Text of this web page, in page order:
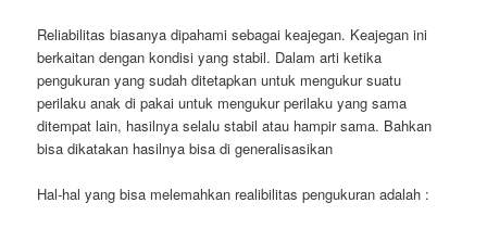
Reliabilitas biasanya dipahami sebagai keajegan. Keajegan ini
berkaitan dengan kondisi yang stabil. Dalam arti ketika
pengukuran yang sudah ditetapkan untuk mengukur suatu
perilaku anak di pakai untuk mengukur perilaku yang sama
ditempat lain, hasilnya selalu stabil atau hampir sama. Bahkan
bisa dikatakan hasilnya bisa di generalisasikan
Hal-hal yang bisa melemahkan realibilitas pengukuran adalah :